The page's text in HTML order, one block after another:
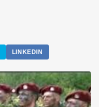
LINKEDIN